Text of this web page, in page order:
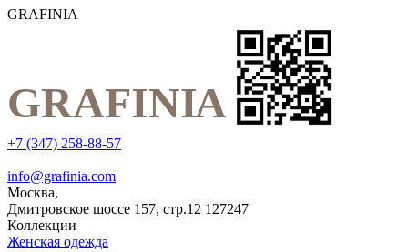
GRAFINIA
+7 (347) 258-88-57
info@grafinia.com
Москва,
Дмитровское шоссе 157, стр.12 127247
Коллекции
Женская одежда